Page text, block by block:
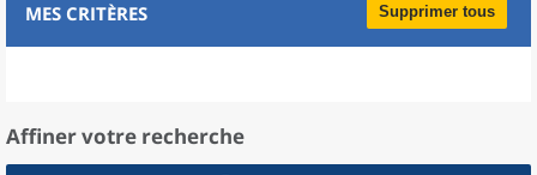
MES CRITÈRES Supprimer tous
Affiner votre recherche